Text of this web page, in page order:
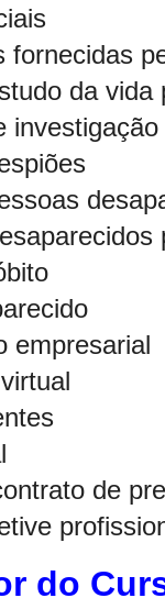
fornecidas
da vida
investigação
empresarial
de
do